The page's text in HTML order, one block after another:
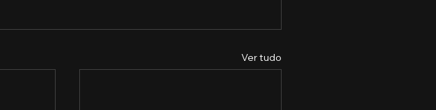
Ver tudo